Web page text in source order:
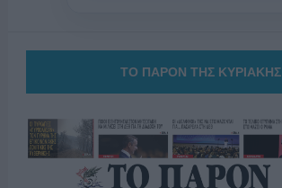
ΤΟ ΠΑΡΟΝ ΤΗΣ ΚΥΡΙΑΚΗΣ